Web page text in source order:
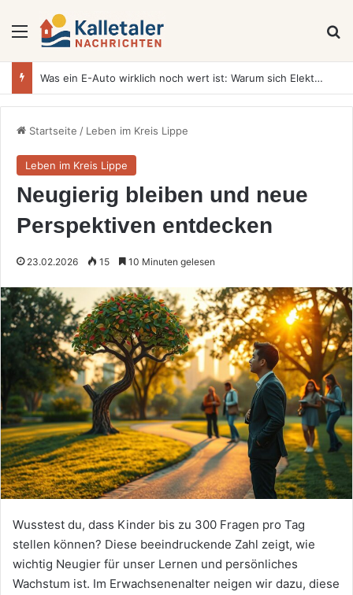
Menü
Was ein E-Auto wirklich noch wert ist: Warum sich Elektrofahrzeuge bei der Wertermittlung anders verhalten als Verbrenner
Startseite / Leben im Kreis Lippe
Leben im Kreis Lippe
Neugierig bleiben und neue
Perspektiven entdecken
23.02.2026 15 10 Minuten gelesen
Wusstest du, dass Kinder bis zu 300 Fragen pro Tag
stellen können? Diese beeindruckende Zahl zeigt, wie
wichtig Neugier für unser Lernen und persönliches
Wachstum ist. Im Erwachsenenalter neigen wir dazu, diese